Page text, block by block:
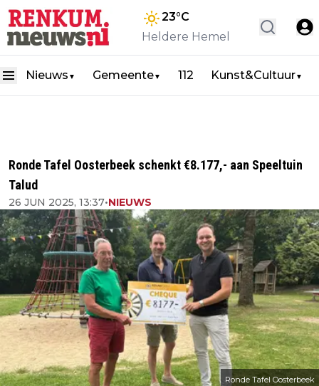
23°C
Heldere Hemel
Nieuws ▼ Gemeente▼ 112 Kunst&Cultuur▼
Ronde Tafel Oosterbeek schenkt €8.177,- aan Speeltuin
Talud
26 JUN 2025, 13:37•NIEUWS
Ronde Tafel Oosterbeek